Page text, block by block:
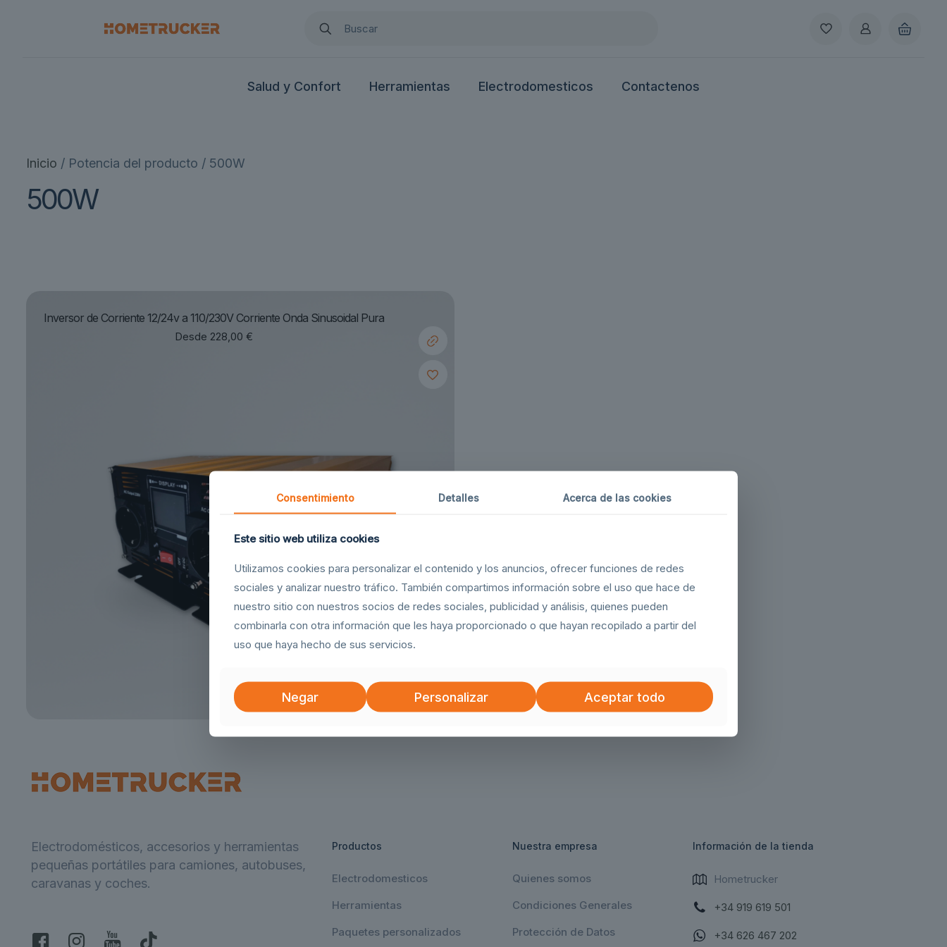
Salud y Confort Herramientas Electrodomesticos Contactenos
Inicio / Potencia del producto / 500W
500W
Inversor de Corriente 12/24v a 110/230V Corriente Onda Sinusoidal Pura
Desde 228,00 €
Electrodomésticos, accesorios y herramientas
pequeñas portátiles para camiones, autobuses,
caravanas y coches.
Productos
Electrodomesticos
Herramientas
Paquetes personalizados
Nuestra empresa
Quienes somos
Condiciones Generales
Protección de Datos
Información de la tienda
Hometrucker
+34 919 619 501
+34 626 467 202
Consentimiento Detalles Acerca de las cookies
Este sitio web utiliza cookies
Utilizamos cookies para personalizar el contenido y los anuncios, ofrecer funciones de redes
sociales y analizar nuestro tráfico. También compartimos información sobre el uso que hace de
nuestro sitio con nuestros socios de redes sociales, publicidad y análisis, quienes pueden
combinarla con otra información que les haya proporcionado o que hayan recopilado a partir del
uso que haya hecho de sus servicios.
Negar Personalizar Aceptar todo